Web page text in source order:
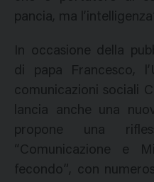
pancia, ma
In occasione della
di papa Francesco,
comunicazioni sociali
lancia anche una
propone una
“Comunicazione e
fecondo”, con